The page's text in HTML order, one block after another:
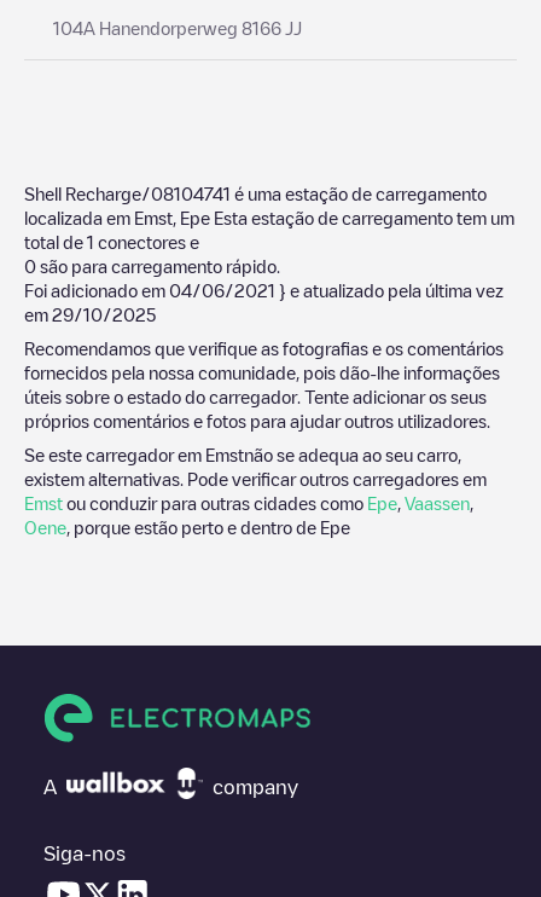
104A Hanendorperweg 8166 JJ
Shell Recharge/08104741 é uma estação de carregamento
localizada em Emst Epe Esta estação de carregamento tem um
total de 1 conectores e
0 são para carregamento rápido.
Foi adicionado em 04/06/2021 } e atualizado pela última vez
em 29/10/2025
Recomendamos que verifique as fotografias e os comentários
fornecidos pela nossa comunidade, pois dão-lhe informações
úteis sobre o estado do carregador. Tente adicionar os seus
próprios comentários e fotos para ajudar outros utilizadores.
Se este carregador em Emstnão se adequa ao seu carro,
existem alternativas. Pode verificar outros carregadores em
Emst ou conduzir para outras cidades como Epe Vaassen
Oene , porque estão perto e dentro de Epe
A company
Siga-nos